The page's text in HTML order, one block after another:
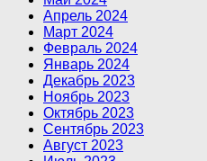
Апрель 2024
Март 2024
Февраль 2024
Январь 2024
Декабрь 2023
Ноябрь 2023
Октябрь 2023
Сентябрь 2023
Август 2023